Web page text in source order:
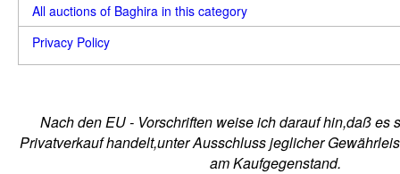
All auctions of Baghira in this category
Privacy Policy
Nach den EU - Vorschriften weise ich darauf hin,daß es
Privatverkauf handelt,unter Ausschluss jeglicher
am Kaufgegenstand.